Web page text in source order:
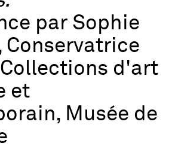
par Sophie
Conservatrice
d'art
et
Musée de